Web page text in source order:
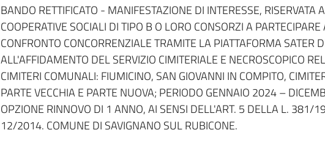
Dati del bando
BANDO RETTIFICATO - MANIFESTAZIONE DI INTERESSE, RISERVATA
COOPERATIVE SOCIALI DI TIPO B O LORO CONSORZI A
CONFRONTO CONCORRENZIALE TRAMITE LA PIATTAFORMA SATER
ALL'AFFIDAMENTO DEL SERVIZIO CIMITERIALE E NECROSCOPICO
CIMITERI COMUNALI: FIUMICINO, SAN GIOVANNI IN COMPITO,
PARTE VECCHIA E PARTE NUOVA; PERIODO GENNAIO 2024 –
OPZIONE RINNOVO DI 1 ANNO, AI SENSI DELL'ART. 5 DELLA L. 381/
12/2014. COMUNE DI SAVIGNANO SUL RUBICONE.